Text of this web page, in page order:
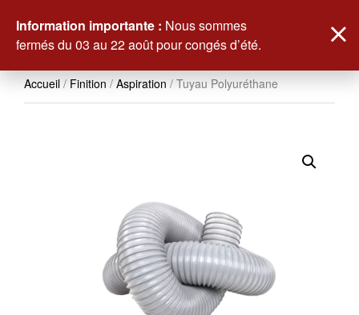
Accueil / Finition / Aspiration / Tuyau Polyuréthane
Information importante : Nous sommes
fermés du 03 au 22 août pour congés d’été.